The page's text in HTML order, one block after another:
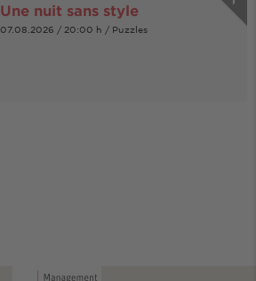
Une nuit sans style
07.08.2026 / 20:00 h / Puzzles